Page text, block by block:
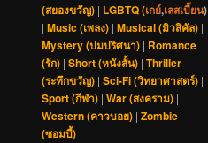
(สยองขวัญ) | LGBTQ (เกย์,เลสเบี้ยน)
| Music (เพลง) | Musical (มิวสิคัล) |
Mystery (ปมปริศนา) | Romance
(รัก) | Short (หนังสั้น) | Thriller
(ระทึกขวัญ) | Sci-Fi (วิทยาศาสตร์) |
Sport (กีฬา) | War (สงคราม) |
Western (คาวบอย) | Zombie
(ซอมบี้)